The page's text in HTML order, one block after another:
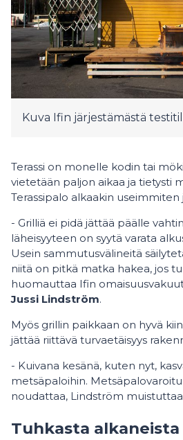
Kuva Ifin järjestämästä
Terassi on monelle kodin tai
vietetään paljon aikaa ja tietysti
Terassipalo alkaakin useimmiten
- Grilliä ei pidä jättää päälle
läheisyyteen on syytä varata
Usein sammutusvälineitä
niitä on pitkä matka hakea, jos
huomauttaa Ifin
Jussi Lindström.
Myös grillin paikkaan on hyvä
jättää riittävä turvaetäisyys
- Kuivana kesänä, kuten nyt,
metsäpaloihin.
noudattaa, Lindström
Tuhkasta